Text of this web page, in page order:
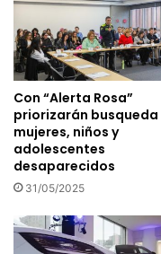
Con “Alerta Rosa”
priorizarán busqueda
mujeres, niños y
adolescentes
desaparecidos
31/05/2025